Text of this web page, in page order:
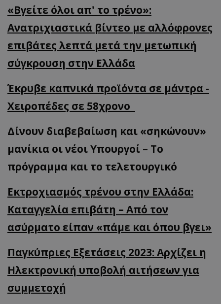
«Βγείτε όλοι απ' το τρένο»:
Ανατριχιαστικά βίντεο με αλλόφρονες
επιβάτες λεπτά μετά την μετωπική
σύγκρουση στην Ελλάδα
Έκρυβε καπνικά προϊόντα σε μάντρα -
Χειροπέδες σε 58χρονο
Δίνουν διαβεβαίωση και «σηκώνουν»
μανίκια οι νέοι Υπουργοί – Το
πρόγραμμα και το τελετουργικό
Εκτροχιασμός τρένου στην Ελλάδα:
Καταγγελία επιβάτη – Από τον
ασύρματο είπαν «πάμε και όπου βγει»
Παγκύπριες Εξετάσεις 2023: Αρχίζει η
Ηλεκτρονική υποβολή αιτήσεων για
συμμετοχή